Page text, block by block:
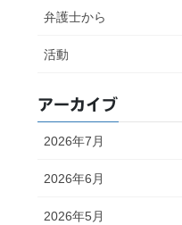
弁護士から
活動
アーカイブ
2026年7月
2026年6月
2026年5月